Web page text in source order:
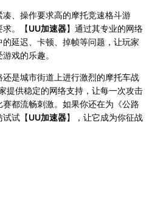
凑、操作要求高的摩托竞速格斗游
。【UU加速器】通过其专业的网络
延迟、卡顿、掉帧等问题，让玩家
戏的乐趣。
是城市街道上进行激烈的摩托车战
提供稳定的网络支持，让每一次攻击
都流畅刺激。如果你还在为《公路
试【UU加速器】，让它成为你征战